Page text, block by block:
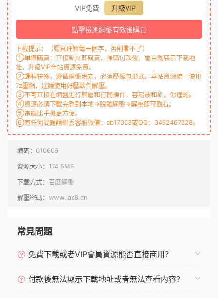
VIP免費 升級VIP
點擊檢測網盤有效後購買
下載提示：（認真理解每一個字，否則看不了）
①單個購買：直接點立即購買，掃碼付款後，會自動展示下載地
址，升級VIP全站資源免費。
②課程特殊，遵循網盤規定，必須壓縮包形式，本站資源統一使用
7z壓縮，建議使用好壓軟件解壓。
③不可直接在網盤進行解壓和打開操作，容易被和諧，你懂的。
④資源必須下載完整到本地→脫離網盤→解壓即可觀看。
⑤電腦比手機更方便。
⑥有任何問題請聯系客服微信：ab17003或QQ：3492467228。
編碼： 010606
資源大小： 174.5MB
下載方式： 百度網盤
解壓密碼： www.lax8.cn
常見問題
免費下載或者VIP會員資源能否直接商用？
付款後無法顯示下載地址或者無法查看内容？